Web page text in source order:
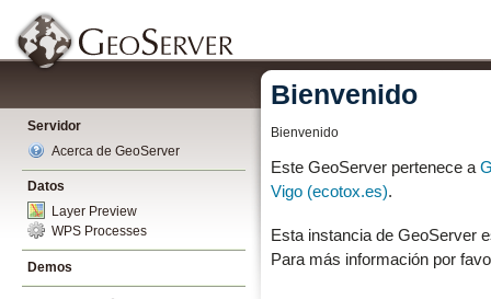
Servidor
Acerca de GeoServer
Datos
Layer Preview
WPS Processes
Demos
Bienvenido
Bienvenido
Este GeoServer pertenece a
Vigo (ecotox.es).
Esta instancia de GeoServer
Para más información por